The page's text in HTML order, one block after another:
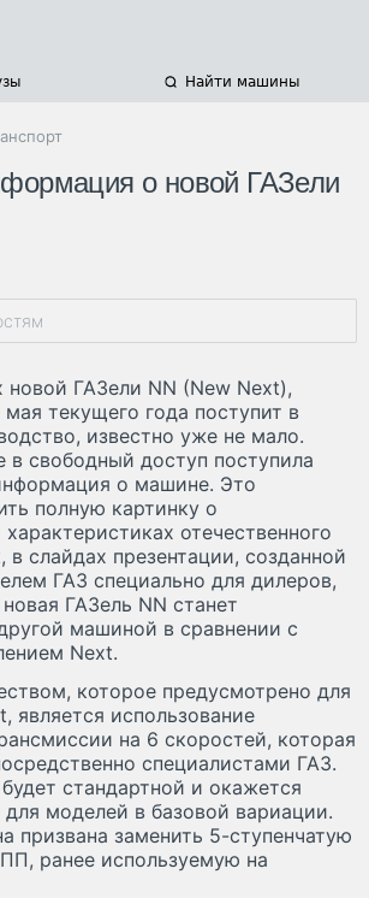
Найти машины
о новой ГАЗели
ГАЗели NN (New Next),
текущего года поступит в
известно уже не мало.
в свободный доступ поступила
о машине. Это
полную картинку о
отечественного
в слайдах презентации, созданной
ГАЗ специально для дилеров,
ГАЗель NN станет
машиной в сравнении с
Next.
которое предусмотрено для
является использование
на 6 скоростей, которая
специалистами ГАЗ.
стандартной и окажется
моделей в базовой вариации.
призвана заменить 5-ступенчатую
ранее используемую на